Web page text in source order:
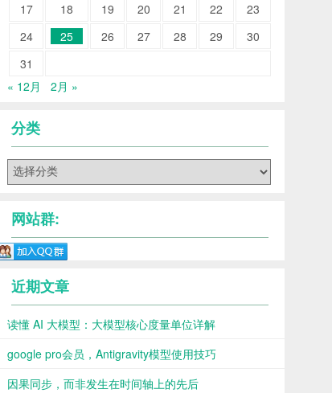
17
18 19 20 21 22
23
24
25 26 27 28 29
30
31
« 12月
2月 »
分类
网站群:
近期文章
读懂 AI 大模型：大模型核心度量单位详解
google pro会员，Antigravity模型使用技巧
因果同步，而非发生在时间轴上的先后